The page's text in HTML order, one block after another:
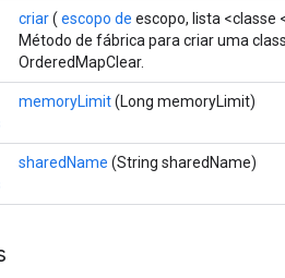
criar( escopo de escopo, lista <classe
Método de fábrica para criar uma
OrderedMapClear.
memoryLimit(Long memoryLimit)
sharedName (String sharedName)